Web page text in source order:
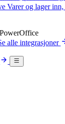
Varer og lager
PowerOffice
alle integrasjoner